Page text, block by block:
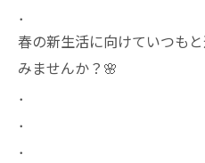
．
春の新生活に向けていつも
みませんか？🌸
．
．
．